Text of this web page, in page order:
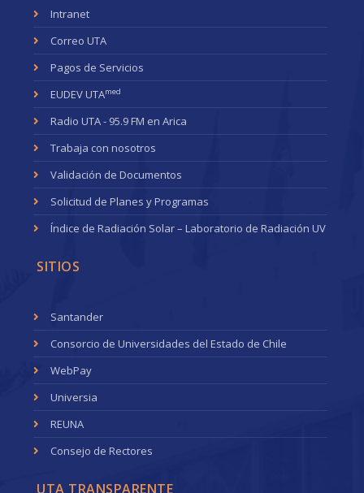
Intranet
Correo UTA
Pagos de Servicios
EUDEV UTAmed
Radio UTA - 95.9 FM en Arica
Trabaja con nosotros
Validación de Documentos
Solicitud de Planes y Programas
Índice de Radiación Solar – Laboratorio de Radiación UV
SITIOS
Santander
Consorcio de Universidades del Estado de Chile
WebPay
Universia
REUNA
Consejo de Rectores
UTA TRANSPARENTE